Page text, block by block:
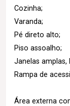
Cozinha;
Varanda;
Pé direto alto;
Piso assoalho;
Janelas amplas,
Rampa de
Área externa